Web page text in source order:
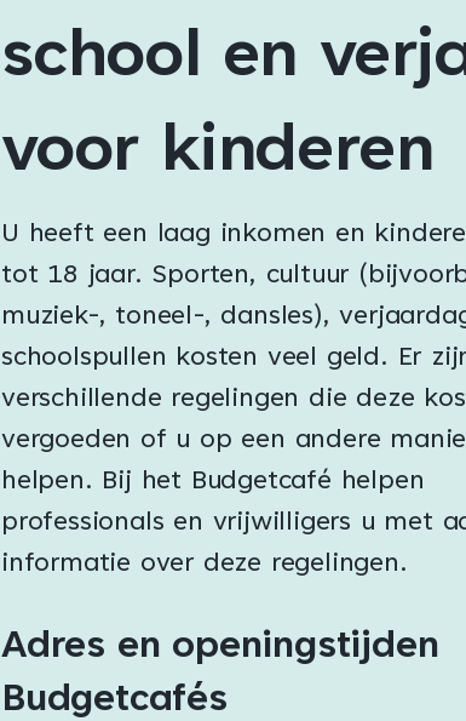
school en
voor kinderen
U heeft een laag inkomen en
tot 18 jaar. Sporten, cultuur
muziek-, toneel-, dansles),
schoolspullen kosten veel geld. Er
verschillende regelingen die deze
vergoeden of u op een andere
helpen. Bij het Budgetcafé helpen
professionals en vrijwilligers u met
informatie over deze regelingen.
Adres en openingstijden
Budgetcafés